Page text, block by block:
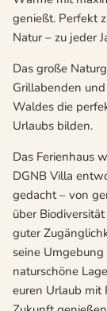
genießt. Perfekt
Natur – zu jeder
Das große
Grillabenden
Waldes die
Urlaubs bilden.
Das Ferienhaus
DGNB Villa
gedacht – von
über
guter
seine
naturschöne
euren Urlaub mit